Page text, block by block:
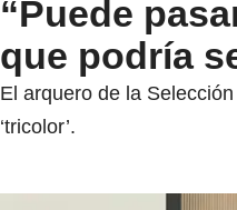
“Puede
que podría
El arquero de la
‘tricolor’.